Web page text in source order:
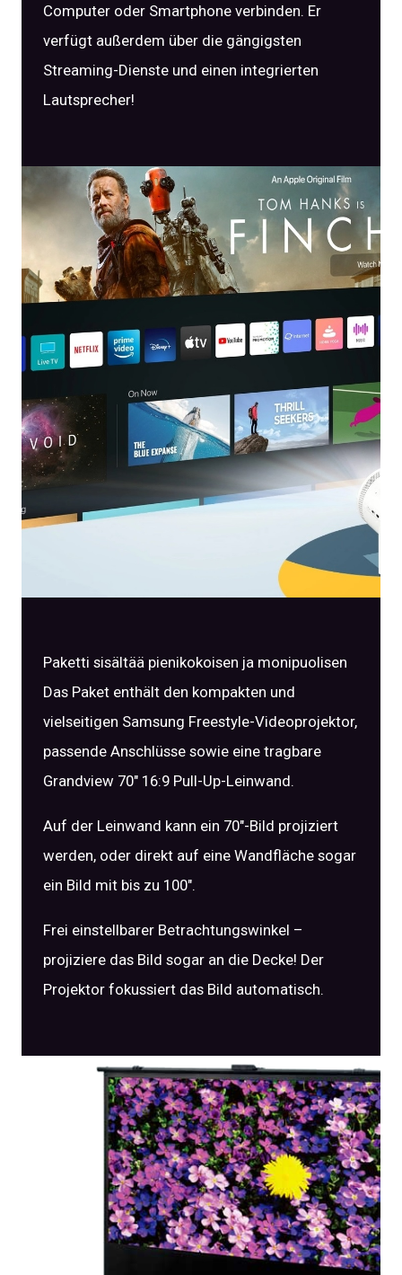
Computer oder Smartphone verbinden. Er
verfügt außerdem über die gängigsten
Streaming-Dienste und einen integrierten
Lautsprecher!
Paketti sisältää pienikokoisen ja monipuolisen
Das Paket enthält den kompakten und
vielseitigen Samsung Freestyle-Videoprojektor,
passende Anschlüsse sowie eine tragbare
Grandview 70″ 16:9 Pull-Up-Leinwand.
Auf der Leinwand kann ein 70″-Bild projiziert
werden, oder direkt auf eine Wandfläche sogar
ein Bild mit bis zu 100″.
Frei einstellbarer Betrachtungswinkel –
projiziere das Bild sogar an die Decke! Der
Projektor fokussiert das Bild automatisch.